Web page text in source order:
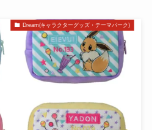
Dream(キャラクターグッズ・テーマパーク)